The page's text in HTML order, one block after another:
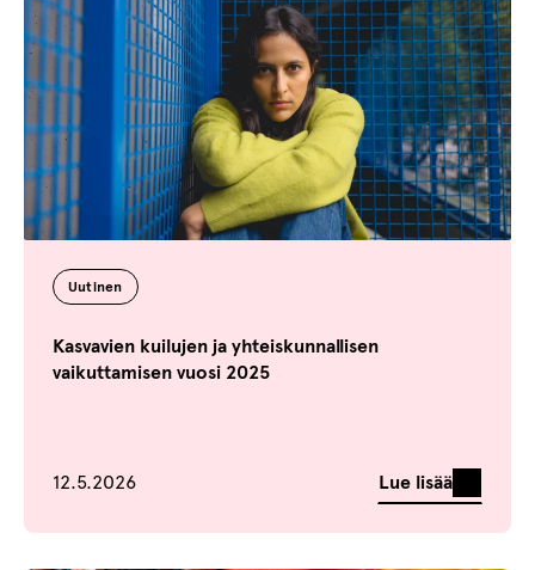
Uutinen
Kasvavien kuilujen ja yhteiskunnallisen
vaikuttamisen vuosi 2025
Julkaistu
12.5.2026 Lue lisää